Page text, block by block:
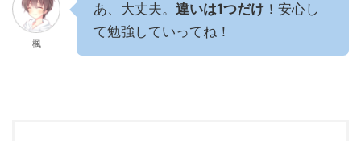
楓
あ、大丈夫。 違いは1つだけ ！安心し
て勉強していってね！